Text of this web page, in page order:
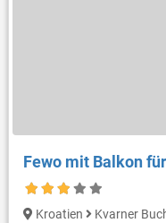
Fewo mit Balkon
Kroatien Kvarner